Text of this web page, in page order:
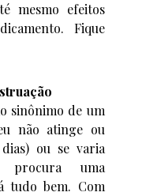
mesmo efeitos
Fique
sinônimo de um
não atinge ou
ou se varia
procura uma
tudo bem. Com